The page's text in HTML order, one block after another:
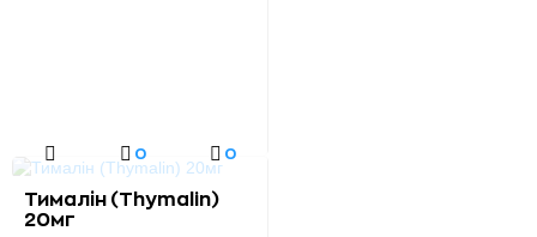
0 0
Тималін (Thymalin)
20мг